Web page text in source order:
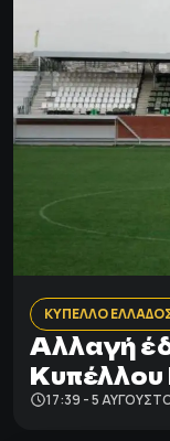
ΚΥΠΕΛΛΟ
Αλλαγή
17:39 - 5